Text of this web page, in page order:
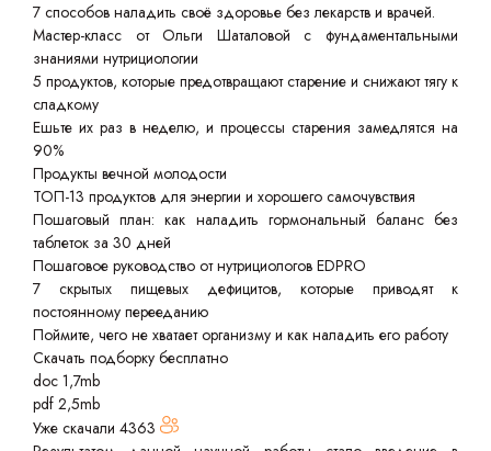
7 способов наладить своё здоровье без лекарств и врачей.
Мастер-класс от Ольги Шаталовой с фундаментальными
знаниями нутрициологии
5 продуктов, которые предотвращают старение и снижают тягу к
сладкому
Ешьте их раз в неделю, и процессы старения замедлятся на
90%
Продукты вечной молодости
ТОП-13 продуктов для энергии и хорошего самочувствия
Пошаговый план: как наладить гормональный баланс без
таблеток за 30 дней
Пошаговое руководство от нутрициологов EDPRO
7 скрытых пищевых дефицитов, которые приводят к
постоянному перееданию
Поймите, чего не хватает организму и как наладить его работу
Скачать подборку бесплатно
doc 1,7mb
pdf 2,5mb
Уже скачали 4363